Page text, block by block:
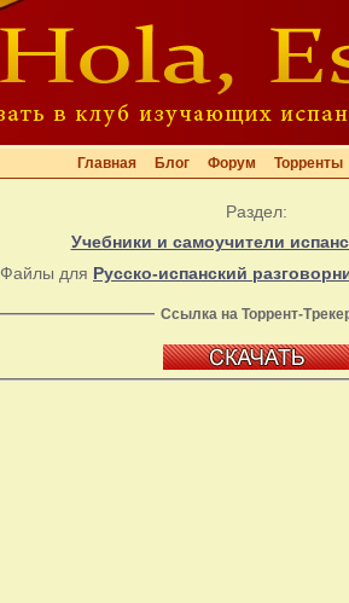
Главная Блог Форум Торренты
Раздел:
Учебники и самоучители
Файлы для Русско-испанский
Ссылка на Торрент-